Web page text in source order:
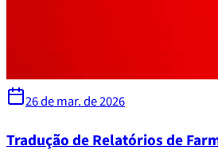
26 de mar. de 2026
Tradução de Relatórios de